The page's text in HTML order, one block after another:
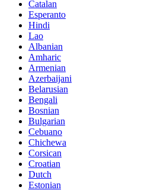
Catalan
Esperanto
Hindi
Lao
Albanian
Amharic
Armenian
Azerbaijani
Belarusian
Bengali
Bosnian
Bulgarian
Cebuano
Chichewa
Corsican
Croatian
Dutch
Estonian